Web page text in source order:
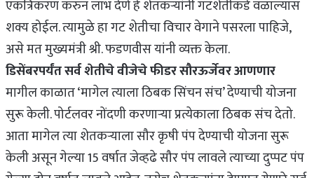
एकत्रिकरण करुन लाभ देणे हे शेतकऱ्यांनी गटशेतीकडे वळाल्यास
शक्य होईल. त्यामुळे हा गट शेतीचा विचार वेगाने पसरला पाहिजे,
असे मत मुख्यमंत्री श्री. फडणवीस यांनी व्यक्त केला.
डिसेंबरपर्यंत सर्व शेतीचे वीजेचे फीडर सौरऊर्जेवर आणणार
मागील काळात ‘मागेल त्याला ठिबक सिंचन संच’ देण्याची योजना
सुरू केली. पोर्टलवर नोंदणी करणाऱ्या प्रत्येकाला ठिबक संच देतो.
आता मागेल त्या शेतकऱ्याला सौर कृषी पंप देण्याची योजना सुरू
केली असून गेल्या 15 वर्षात जेव्हढे सौर पंप लावले त्याच्या दुप्पट पंप